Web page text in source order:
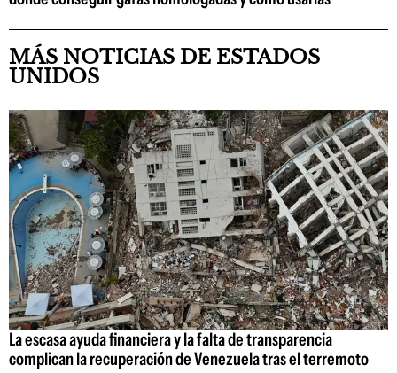
MÁS NOTICIAS DE ESTADOS
UNIDOS
La escasa ayuda financiera y la falta de transparencia
complican la recuperación de Venezuela tras el terremoto